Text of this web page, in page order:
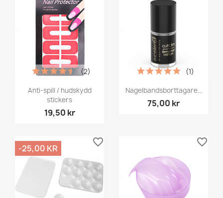
Anti-spill / hudskydd
stickers
19,50 kr
(2)
Nagelbandsborttagare...
75,00 kr
(1)
-25,00 KR
favorite_border favorite_border